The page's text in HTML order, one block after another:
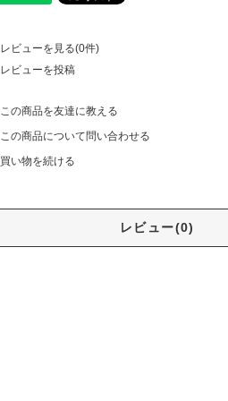
レビューを見る(0件)
レビューを投稿
この商品を友達に教える
この商品について問い合わせる
買い物を続ける
レビュー(0)